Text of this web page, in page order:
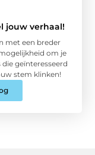
jouw verhaal!
met een breder
om je
geïnteresseerd
stem klinken!